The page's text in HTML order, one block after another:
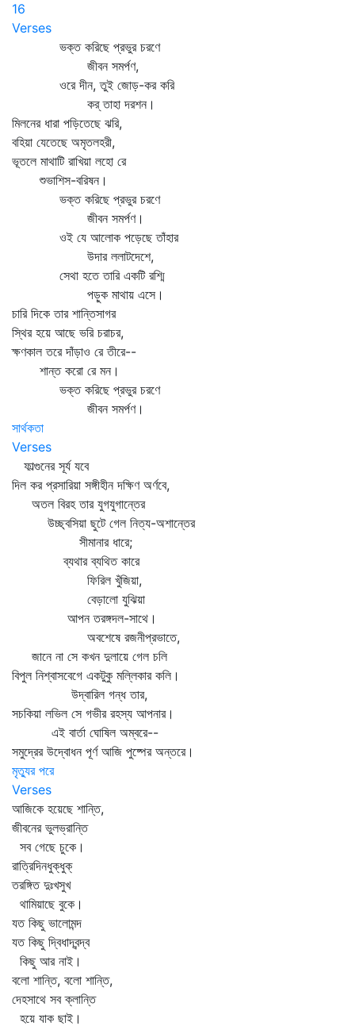
16
Verses
ভক্ত করিছে প্রভুর চরণে
জীবন সমর্পণ,
ওরে দীন, তুই জোড়-কর করি
কর্‌ তাহা দরশন।
মিলনের ধারা পড়িতেছে ঝরি,
বহিয়া যেতেছে অমৃতলহরী,
ভূতলে মাথাটি রাখিয়া লহো রে
শুভাশিস-বরিষন।
ভক্ত করিছে প্রভুর চরণে
জীবন সমর্পণ।
ওই যে আলোক পড়েছে তাঁহার
উদার ললাটদেশে,
সেথা হতে তারি একটি রশ্মি
পড়ুক মাথায় এসে।
চারি দিকে তার শান্তিসাগর
স্থির হয়ে আছে ভরি চরাচর,
ক্ষণকাল তরে দাঁড়াও রে তীরে--
শান্ত করো রে মন।
ভক্ত করিছে প্রভুর চরণে
জীবন সমর্পণ।
সার্থকতা
Verses
ফাল্গুনের সূর্য যবে
দিল কর প্রসারিয়া সঙ্গীহীন দক্ষিণ অর্ণবে,
অতল বিরহ তার যুগযুগান্তের
উচ্ছ্বসিয়া ছুটে গেল নিত্য-অশান্তের
সীমানার ধারে;
ব্যথার ব্যথিত কারে
ফিরিল খুঁজিয়া,
বেড়ালো যুঝিয়া
আপন তরঙ্গদল-সাথে।
অবশেষে রজনীপ্রভাতে,
জানে না সে কখন দুলায়ে গেল চলি
বিপুল নিশ্বাসবেগে একটুকু মল্লিকার কলি।
উদ্বারিল গন্ধ তার,
সচকিয়া লভিল সে গভীর রহস্য আপনার।
এই বার্তা ঘোষিল অম্বরে--
সমুদ্রের উদ্বোধন পূর্ণ আজি পুষ্পের অন্তরে।
মৃত্যুর পরে
Verses
আজিকে হয়েছে শান্তি,
জীবনের ভুলভ্রান্তি
সব গেছে চুকে।
রাত্রিদিনধুক্‌ধুক্‌
তরঙ্গিত দুঃখসুখ
থামিয়াছে বুকে।
যত কিছু ভালোমন্দ
যত কিছু দ্বিধাদ্বন্দ্ব
কিছু আর নাই।
বলো শান্তি, বলো শান্তি,
দেহসাথে সব ক্লান্তি
হয়ে যাক ছাই।